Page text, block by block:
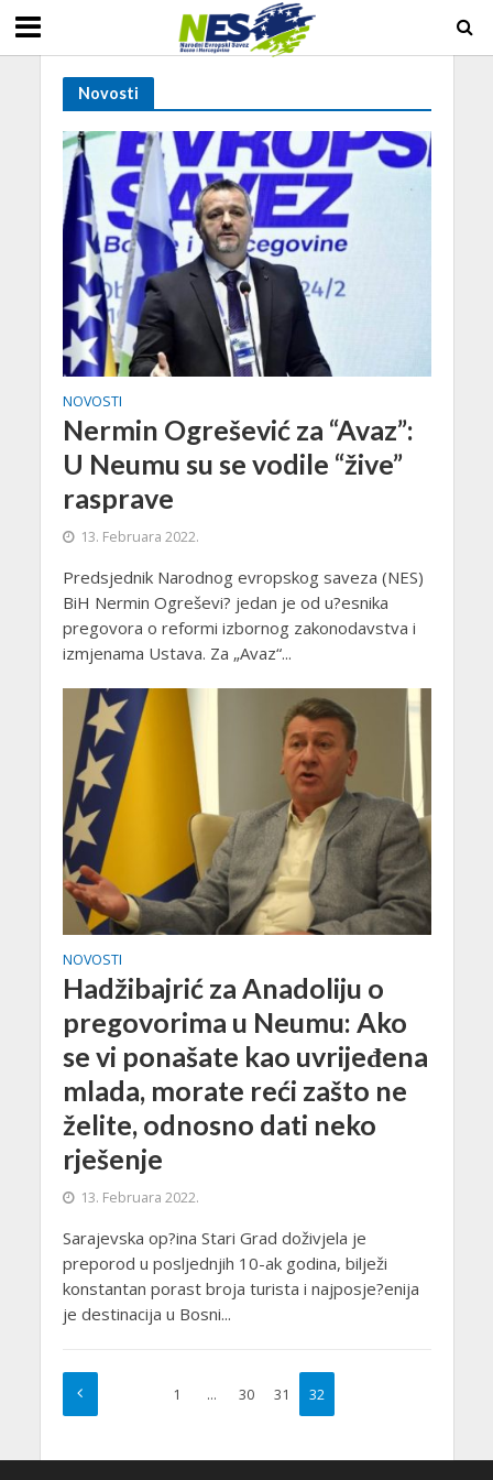
Novosti
NOVOSTI
Nermin Ogrešević za “Avaz”:
U Neumu su se vodile “žive”
rasprave
13. Februara 2022.
Predsjednik Narodnog evropskog saveza (NES)
BiH Nermin Ogreševi? jedan je od u?esnika
pregovora o reformi izbornog zakonodavstva i
izmjenama Ustava. Za „Avaz“...
NOVOSTI
Hadžibajrić za Anadoliju o
pregovorima u Neumu: Ako
se vi ponašate kao uvrijeđena
mlada, morate reći zašto ne
želite, odnosno dati neko
rješenje
13. Februara 2022.
Sarajevska op?ina Stari Grad doživjela je
preporod u posljednjih 10-ak godina, bilježi
konstantan porast broja turista i najposje?enija
je destinacija u Bosni...
1 … 30 31 32